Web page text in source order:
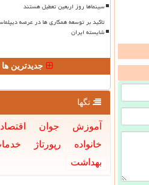
سینماها روز اربعین تعطیل هستند
تاکید بر توسعه همکاری ها در عرصه
شایسته ایران
جدیدترین ها
تگها
آموزش جوان اقتصاد
خانواده
رپورتاژ
بهداشت